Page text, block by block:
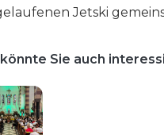
Jetski
Sie auch